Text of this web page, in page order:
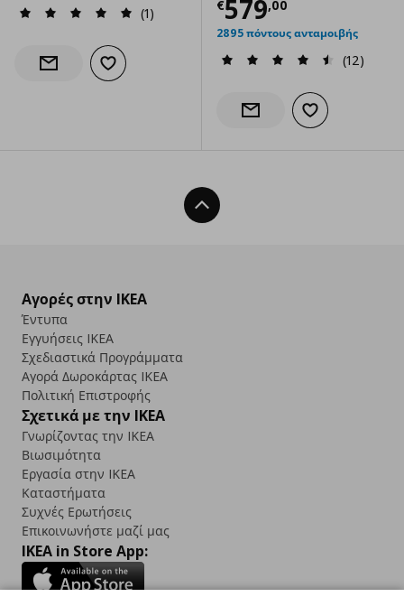
(1)
Ενημέρωση διαθεσιμότητας
Προσθήκη στα αγαπημένα
€579,00
Τρέχουσα
2895 πόντους ανταμοιβής
(12)
Ενημέρωση διαθεσιμότητας
Προσθήκη στα
Back To Top
Αγορές στην IKEA
Έντυπα
Εγγυήσεις IKEA
Σχεδιαστικά Προγράμματα
Αγορά Δωρoκάρτας IKEA
Πολιτική Επιστροφής
Σχετικά με την IKEA
Γνωρίζοντας την IKEA
Βιωσιμότητα
Εργασία στην IKEA
Καταστήματα
Συχνές Ερωτήσεις
Επικοινωνήστε μαζί μας
IKEA in Store App: